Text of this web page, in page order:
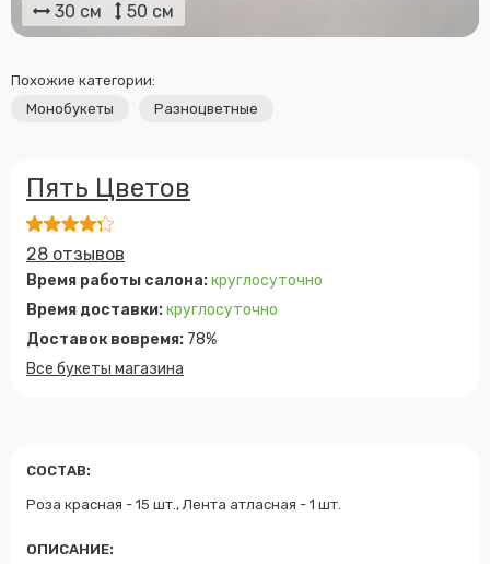
30 см 50 см
Похожие категории:
Монобукеты
Разноцветные
Пять Цветов
28 отзывов
Время работы салона:круглосуточно
Время доставки:круглосуточно
Доставок вовремя: 78%
Все букеты магазина
СОСТАВ:
Роза красная - 15 шт., Лента атласная - 1 шт.
ОПИСАНИЕ: